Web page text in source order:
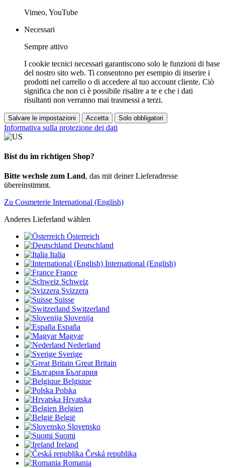
Vimeo, YouTube
Necessari
Sempre attivo
I cookie tecnici necessari garantiscono solo le funzioni di base
del nostro sito web. Ti consentono per esempio di inserire i
prodotti nel carrello o di accedere al tuo account cliente. Ciò
significa che non ci è possibile risalire a te e che i dati
risultanti non verranno mai trasmessi a terzi.
Salvare le impostazioni Accetta Solo obbligatori
Informativa sulla protezione dei dati
Bist du im richtigen Shop?
Bitte wechsle zum Land, das mit deiner Lieferadresse
übereinstimmt.
Zu Cosmeterie International (English)
Anderes Lieferland wählen
Österreich
Deutschland
Italia
International (English)
France
Schweiz
Svizzera
Suisse
Switzerland
Slovenija
España
Magyar
Nederland
Sverige
Great Britain
България
Belgique
Polska
Hrvatska
Belgien
België
Slovensko
Suomi
Ireland
Česká republika
Romania